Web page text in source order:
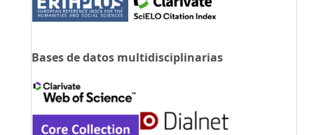
Bases de datos multidisciplinarias